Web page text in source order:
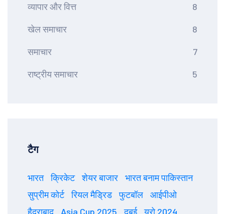
व्यापार और वित्त 8
खेल समाचार 8
समाचार 7
राष्ट्रीय समाचार 5
टैग
भारत क्रिकेट शेयर बाजार
भारत बनाम पाकिस्तान
सुप्रीम कोर्ट
रियल मैड्रिड फुटबॉल
आईपीओ
हैदराबाद
Asia Cup 2025 दुबई
यूरो 2024